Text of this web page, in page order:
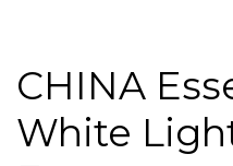
CHINA
White